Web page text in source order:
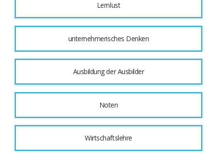
Lernlust
unternehmerisches Denken
Ausbildung der Ausbilder
Noten
Wirtschaftslehre